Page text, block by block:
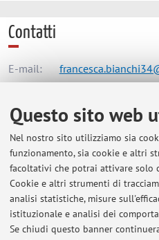
Questo sito web
Nel nostro sito utilizziamo sia
funzionamento, sia cookie e altri
facoltativi che potrai attivare solo
Cookie e altri strumenti di
analisi statistiche, misure
istituzionale e analisi dei
Se chiudi questo banner
Contatti
E-mail:
Dipartimento di Scienze
Via Massarenti 9, Bologna -
Risorse in rete
ORCID